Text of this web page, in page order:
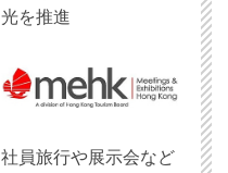
光を推進
社員旅行や展示会など